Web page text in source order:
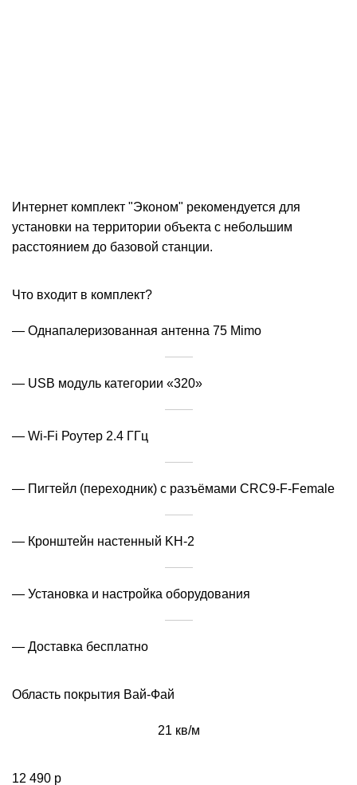
Интернет комплект "Эконом" рекомендуется для
установки на территории объекта с небольшим
расстоянием до базовой станции.
Что входит в комплект?
— Однапалеризованная антенна 75 Mimo
— USB модуль категории «320»
— Wi-Fi Роутер 2.4 ГГц
— Пигтейл (переходник) с разъёмами CRC9-F-Female
— Кронштейн настенный KH-2
— Установка и настройка оборудования
— Доставка бесплатно
Область покрытия Вай-Фай
21 кв/м
12 490 р